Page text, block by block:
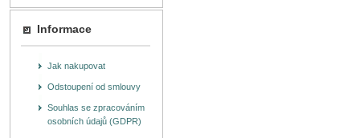
Informace
Jak nakupovat
Odstoupení od smlouvy
Souhlas se zpracováním
osobních údajů (GDPR)